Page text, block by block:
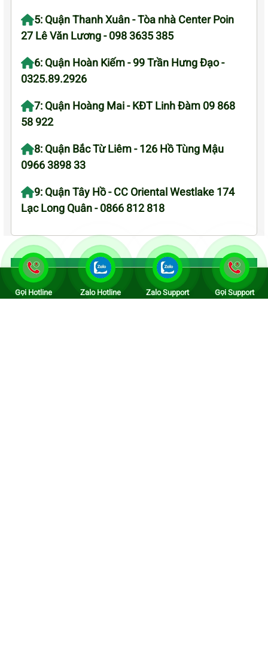
5: Quận Thanh Xuân - Tòa nhà Center Poin
27 Lê Văn Lương - 098 3635 385
6: Quận Hoàn Kiếm - 99 Trần Hưng Đạo -
0325.89.2926
7: Quận Hoàng Mai - KĐT Linh Đàm 09 868
58 922
8: Quận Bắc Từ Liêm - 126 Hồ Tùng Mậu
0966 3898 33
9: Quận Tây Hồ - CC Oriental Westlake 174
Lạc Long Quân - 0866 812 818
BẢO HÀNH SHARP SỬA SHARP
MUA
BÁN & LINH KIỆN SHARP
Gọi Hotline Zalo Hotline Zalo Support Gọi Support